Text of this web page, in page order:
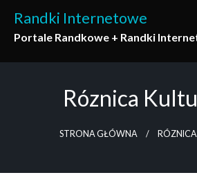
content
Randki Internetowe
Portale Randkowe + Randki
Róznica
STRONA GŁÓWNA